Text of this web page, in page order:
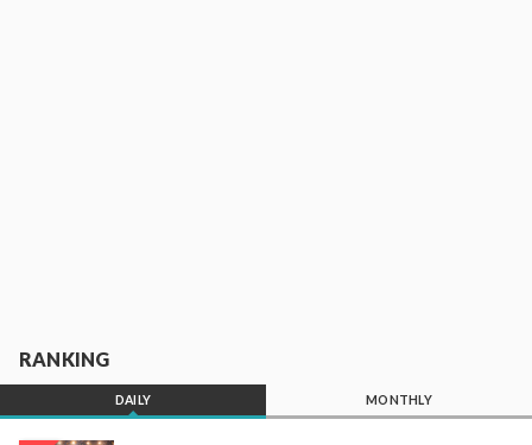
RANKING
DAILY MONTHLY